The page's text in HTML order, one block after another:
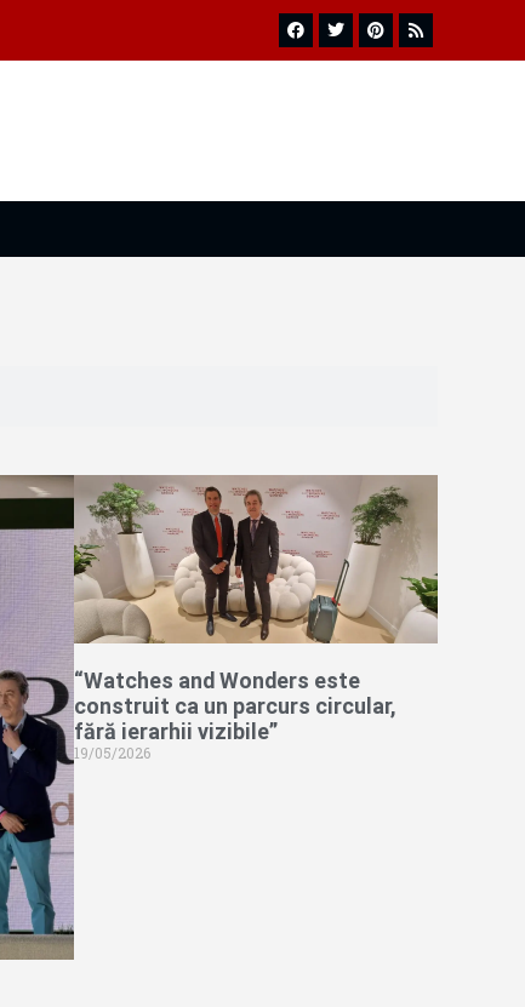
“Watches and Wonders este
construit ca un parcurs circular,
fără ierarhii vizibile”
19/05/2026